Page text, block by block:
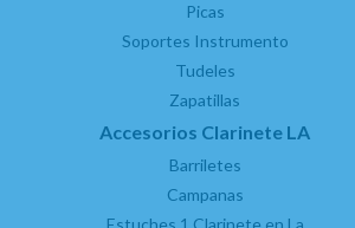
Picas
Soportes Instrumento
Tudeles
Zapatillas
Accesorios Clarinete LA
Barriletes
Campanas
Estuches 1 Clarinete en La